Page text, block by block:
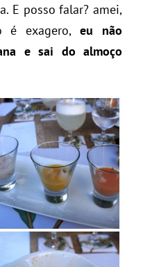
E posso falar? amei,
é exagero,eu não
e sai do almoço